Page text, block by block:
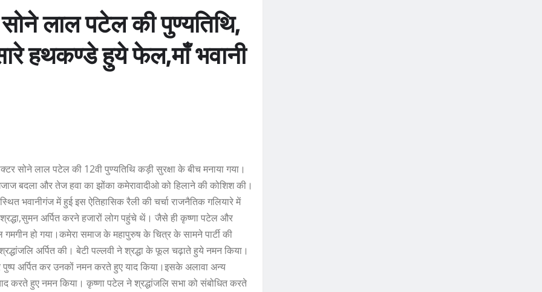
लाल पटेल की पुण्यतिथि,
हथकण्डे हुये फेल,माँ भवानी
सोने लाल पटेल की 12वी पुण्यतिथि कड़ी सुरक्षा के बीच मनाया गया।
बदला और तेज हवा का झोंका कमेरावादीओ को हिलाने की कोशिश की।
भवानीगंज में हुई इस ऐतिहासिक रैली की चर्चा राजनैतिक गलियारे में
अर्पित करने हजारों लोग पहुंचे थें। जैसे ही कृष्णा पटेल और
हो गया।कमेरा समाज के महापुरुष के चित्र के सामने पार्टी की
अर्पित की। बेटी पल्लवी ने श्रद्धा के फूल चढ़ाते हुये नमन किया।
अर्पित कर उनकों नमन करते हुए याद किया।इसके अलावा अन्य
करते हुए नमन किया। कृष्णा पटेल ने श्रद्धांजलि सभा को संबोधित करते